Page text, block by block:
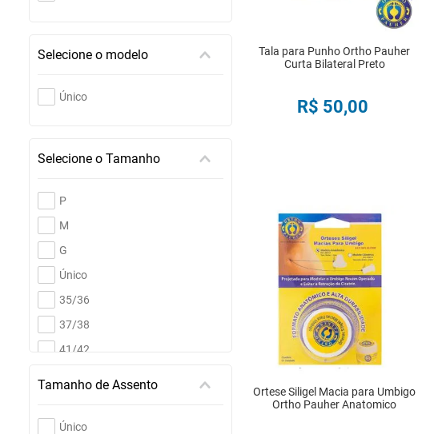
Selecione o modelo
Único
Selecione o Tamanho
P
M
G
Único
35/36
37/38
41/42
Tamanho de Assento
Único
Tala para Punho Ortho Pauher
Curta Bilateral Preto
R$ 50,00
Ortese Siligel Macia para Umbigo
Ortho Pauher Anatomico